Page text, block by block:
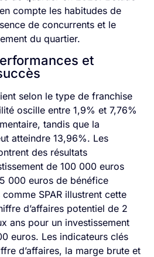
compte les habitudes de
de concurrents et le
du quartier.
et
selon le type de franchise
oscille entre 1,9% et 7,76%
tandis que la
atteindre 13,96%. Les
des résultats
de 100 000 euros
000 euros de bénéfice
SPAR illustrent cette
d’affaires potentiel de 2
ans pour un investissement
euros. Les indicateurs clés
d’affaires, la marge brute et